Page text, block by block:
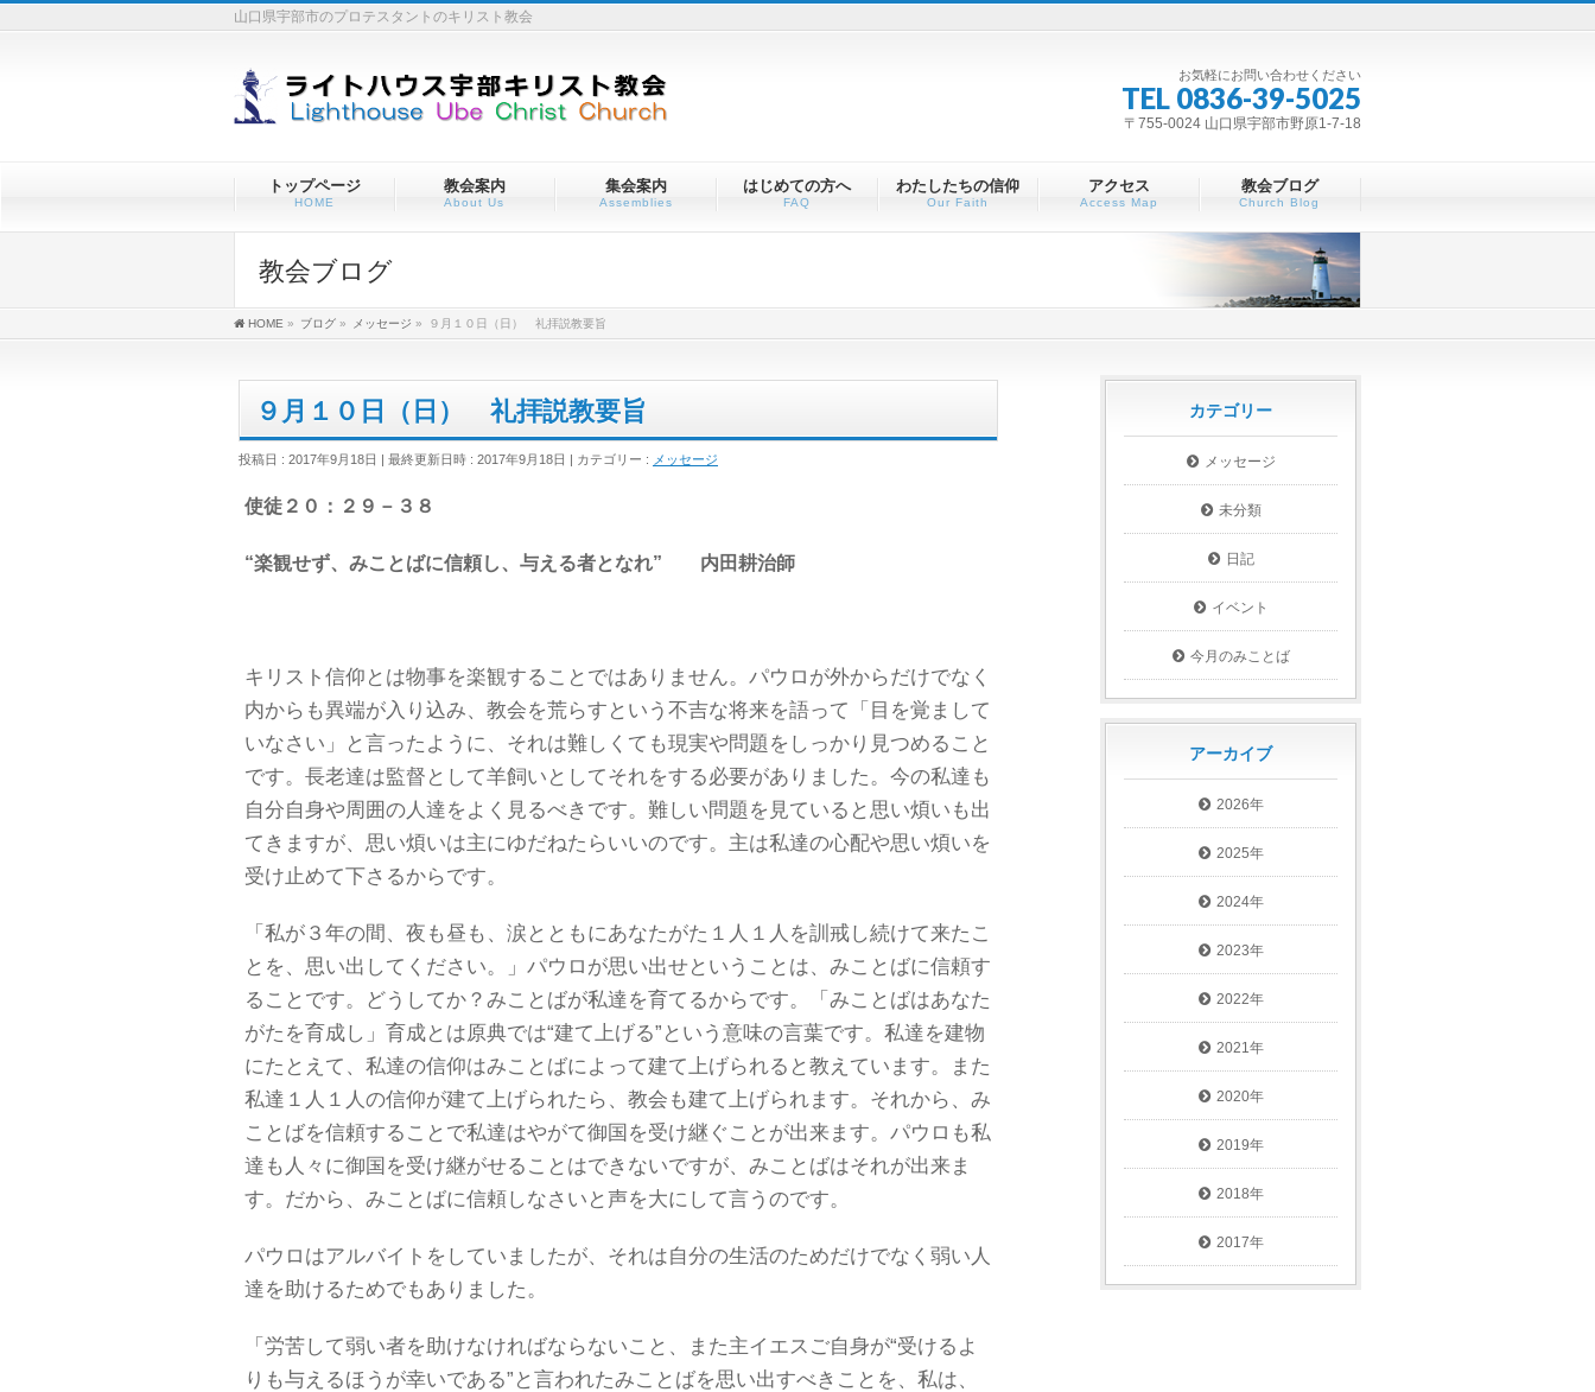
山口県宇部市のプロテスタントのキリスト教会
お気軽にお問い合わせください
TEL 0836-39-5025
〒755-0024 山口県宇部市野原1-7-18
トップページ
HOME
教会案内
About Us
集会案内
Assemblies
はじめての方へ
FAQ
わたしたちの信仰
Our Faith
アクセス
Access Map
教会ブログ
Church Blog
教会ブログ
HOME » ブログ » メッセージ » ９月１０日（日） 礼拝説教要旨
９月１０日（日） 礼拝説教要旨
投稿日 : 2017年9月18日 最終更新日時 : 2017年9月18日 カテゴリー : メッセージ
使徒２０：２９－３８
“楽観せず、みことばに信頼し、与える者となれ” 内田耕治師
キリスト信仰とは物事を楽観することではありません。パウロが外からだけでなく
内からも異端が入り込み、教会を荒らすという不吉な将来を語って「目を覚まして
いなさい」と言ったように、それは難しくても現実や問題をしっかり見つめること
です。長老達は監督として羊飼いとしてそれをする必要がありました。今の私達も
自分自身や周囲の人達をよく見るべきです。難しい問題を見ていると思い煩いも出
てきますが、思い煩いは主にゆだねたらいいのです。主は私達の心配や思い煩いを
受け止めて下さるからです。
「私が３年の間、夜も昼も、涙とともにあなたがた１人１人を訓戒し続けて来たこ
とを、思い出してください。」パウロが思い出せということは、みことばに信頼す
ることです。どうしてか？みことばが私達を育てるからです。「みことばはあなた
がたを育成し」育成とは原典では“建て上げる”という意味の言葉です。私達を建物
にたとえて、私達の信仰はみことばによって建て上げられると教えています。また
私達１人１人の信仰が建て上げられたら、教会も建て上げられます。それから、み
ことばを信頼することで私達はやがて御国を受け継ぐことが出来ます。パウロも私
達も人々に御国を受け継がせることはできないですが、みことばはそれが出来ま
す。だから、みことばに信頼しなさいと声を大にして言うのです。
パウロはアルバイトをしていましたが、それは自分の生活のためだけでなく弱い人
達を助けるためでもありました。
「労苦して弱い者を助けなければならないこと、また主イエスご自身が“受けるよ
りも与えるほうが幸いである”と言われたみことばを思い出すべきことを、私は、
カテゴリー
メッセージ
未分類
日記
イベント
今月のみことば
アーカイブ
2026年
2025年
2024年
2023年
2022年
2021年
2020年
2019年
2018年
2017年